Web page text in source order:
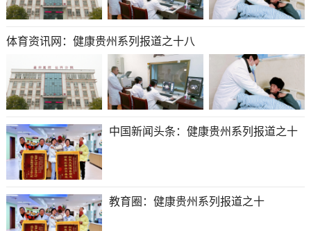
体育资讯网：健康贵州系列报道之十八
中国新闻头条：健康贵州系列报道之十
教育圈​​​​​​​：健康贵州系列报道之十